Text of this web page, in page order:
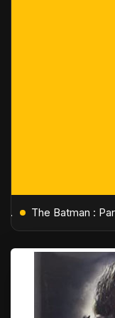
L'Âge de Glace : Le Réveil du Volcan – Manny, Sid et Diego de retour pour une aventure explosive